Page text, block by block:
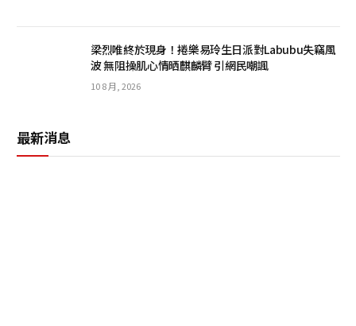
梁烈唯終於現身！捲樂易玲生日派對Labubu失竊風
波 無阻操肌心情晒麒麟臂 引網民嘲諷
10 8 月, 2026
最新消息